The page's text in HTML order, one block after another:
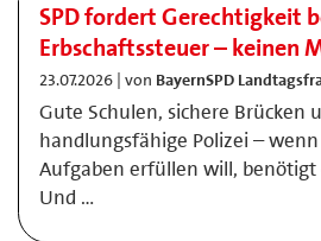
SPD fordert Gerechtigkeit
Erbschaftssteuer – keinen
23.07.2026 | von BayernSPD
Gute Schulen, sichere Brücken
handlungsfähige Polizei –
Aufgaben erfüllen will, benötigt
Und …